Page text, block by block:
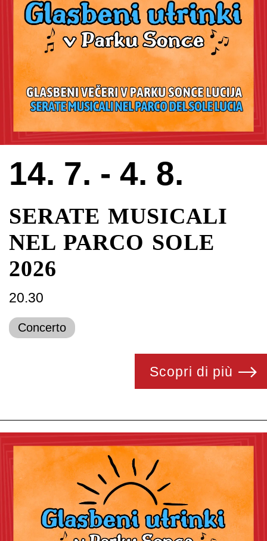
14. 7. - 4. 8.
SERATE MUSICALI
NEL PARCO SOLE
2026
20.30
Concerto
Scopri di più